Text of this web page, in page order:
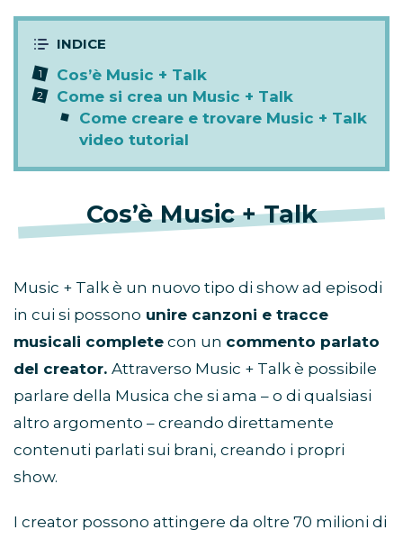
Cos’è Music + Talk
Come si crea un Music + Talk
Come creare e trovare Music + Talk
video tutorial
Cos’è Music + Talk
Music + Talk è un nuovo tipo di show ad episodi
in cui si possono unire canzoni e tracce
musicali complete con un commento parlato
del creator. Attraverso Music + Talk è possibile
parlare della Musica che si ama – o di qualsiasi
altro argomento – creando direttamente
contenuti parlati sui brani, creando i propri
show.
I creator possono attingere da oltre 70 milioni di